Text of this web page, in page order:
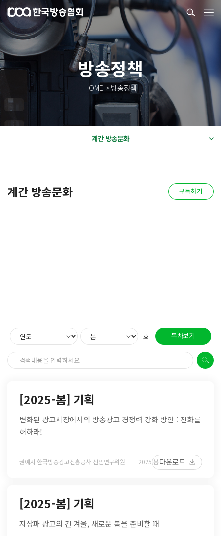
방송정책
HOME > 방송정책
계간 방송문화
계간 방송문화 구독하기
호 목차보기
[2025-봄] 기획
변화된 광고시장에서의 방송광고 경쟁력 강화 방안 : 진화를
허하라!
권예지 한국방송광고진흥공사 선임연구위원 2025 봄다운로드
[2025-봄] 기획
지상파 광고의 긴 겨울, 새로운 봄을 준비할 때